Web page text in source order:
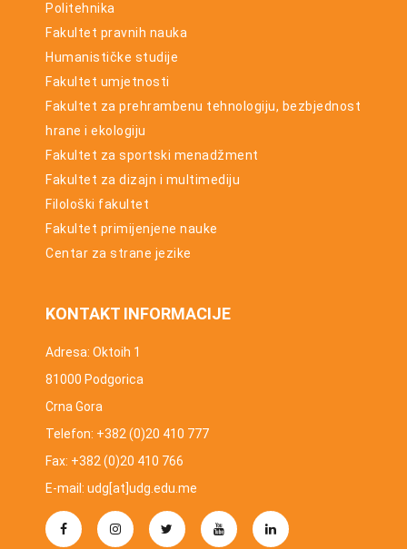
Politehnika
Fakultet pravnih nauka
Humanističke studije
Fakultet umjetnosti
Fakultet za prehrambenu tehnologiju, bezbjednost
hrane i ekologiju
Fakultet za sportski menadžment
Fakultet za dizajn i multimediju
Filološki fakultet
Fakultet primijenjene nauke
Centar za strane jezike
KONTAKT INFORMACIJE
Adresa: Oktoih 1
81000 Podgorica
Crna Gora
Telefon: +382 (0)20 410 777
Fax: +382 (0)20 410 766
E-mail: udg[at]udg.edu.me